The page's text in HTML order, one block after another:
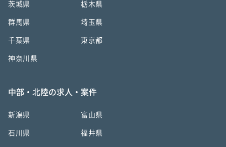
茨城県 栃木県
群馬県 埼玉県
千葉県 東京都
神奈川県
中部・北陸の求人・案件
新潟県 富山県
石川県 福井県